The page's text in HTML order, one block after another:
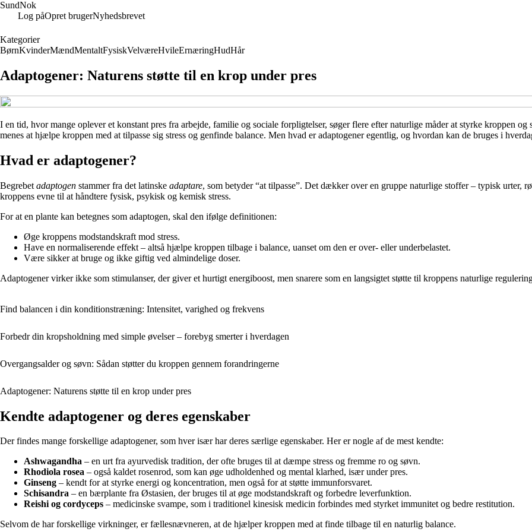
SundNok
Log påOpret brugerNyhedsbrevet
Kategorier
BørnKvinderMændMentaltFysiskVelværeHvileErnæringHudHår
Adaptogener: Naturens støtte til en krop under pres
I en tid, hvor mange oplever et konstant pres fra arbejde, familie og sociale forpligtelser, søger flere efter naturlige måder at styrke kroppen
menes at hjælpe kroppen med at tilpasse sig stress og genfinde balance. Men hvad er adaptogener egentlig, og hvordan kan de bruges i
Hvad er adaptogener?
Begrebet adaptogen stammer fra det latinske adaptare, som betyder “at tilpasse”. Det dækker over en gruppe naturlige stoffer – typisk urter,
kroppens evne til at håndtere fysisk, psykisk og kemisk stress.
For at en plante kan betegnes som adaptogen, skal den ifølge definitionen:
Øge kroppens modstandskraft mod stress.
Have en normaliserende effekt – altså hjælpe kroppen tilbage i balance, uanset om den er over- eller underbelastet.
Være sikker at bruge og ikke giftig ved almindelige doser.
Adaptogener virker ikke som stimulanser, der giver et hurtigt energiboost, men snarere som en langsigtet støtte til kroppens naturlige
Find balancen i din konditionstræning: Intensitet, varighed og frekvens
Forbedr din kropsholdning med simple øvelser – forebyg smerter i hverdagen
Overgangsalder og søvn: Sådan støtter du kroppen gennem forandringerne
Adaptogener: Naturens støtte til en krop under pres
Kendte adaptogener og deres egenskaber
Der findes mange forskellige adaptogener, som hver især har deres særlige egenskaber. Her er nogle af de mest kendte:
Ashwagandha – en urt fra ayurvedisk tradition, der ofte bruges til at dæmpe stress og fremme ro og søvn.
Rhodiola rosea – også kaldet rosenrod, som kan øge udholdenhed og mental klarhed, især under pres.
Ginseng – kendt for at styrke energi og koncentration, men også for at støtte immunforsvaret.
Schisandra – en bærplante fra Østasien, der bruges til at øge modstandskraft og forbedre leverfunktion.
Reishi og cordyceps – medicinske svampe, som i traditionel kinesisk medicin forbindes med styrket immunitet og bedre restitution.
Selvom de har forskellige virkninger, er fællesnævneren, at de hjælper kroppen med at finde tilbage til en naturlig balance.